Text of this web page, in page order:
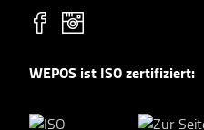
WEPOS ist ISO zertifiziert: